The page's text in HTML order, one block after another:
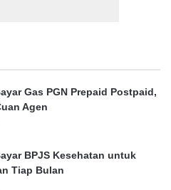
Gas PGN Prepaid Postpaid,
Agen
BPJS Kesehatan untuk
Tiap Bulan